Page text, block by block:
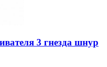
3 гнезда шнур